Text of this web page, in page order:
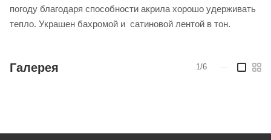
погоду благодаря способности акрила хорошо удерживать
тепло. Украшен бахромой и сатиновой лентой в тон.
Галерея 1/6